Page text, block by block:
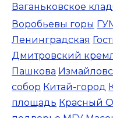
Ваганьковское
Воробьевы горы
Ленинградская
Дмитровский
Пашкова
собор Китай-город
площадь Красный